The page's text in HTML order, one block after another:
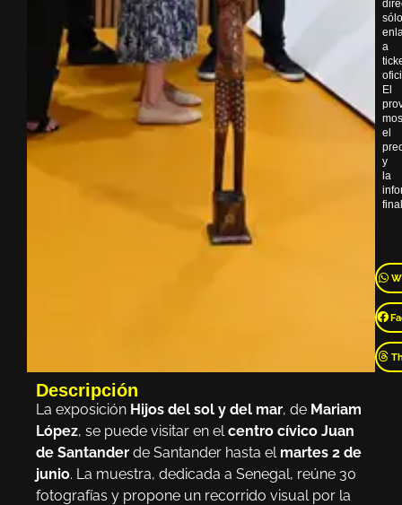
sólo
a
El
el
y
la
Descripción
La exposición Hijos del sol y del mar, de Mariam
López, se puede visitar en el centro cívico Juan
de Santander de Santander hasta el martes 2 de
junio. La muestra, dedicada a Senegal, reúne 30
fotografías y propone un recorrido visual por la